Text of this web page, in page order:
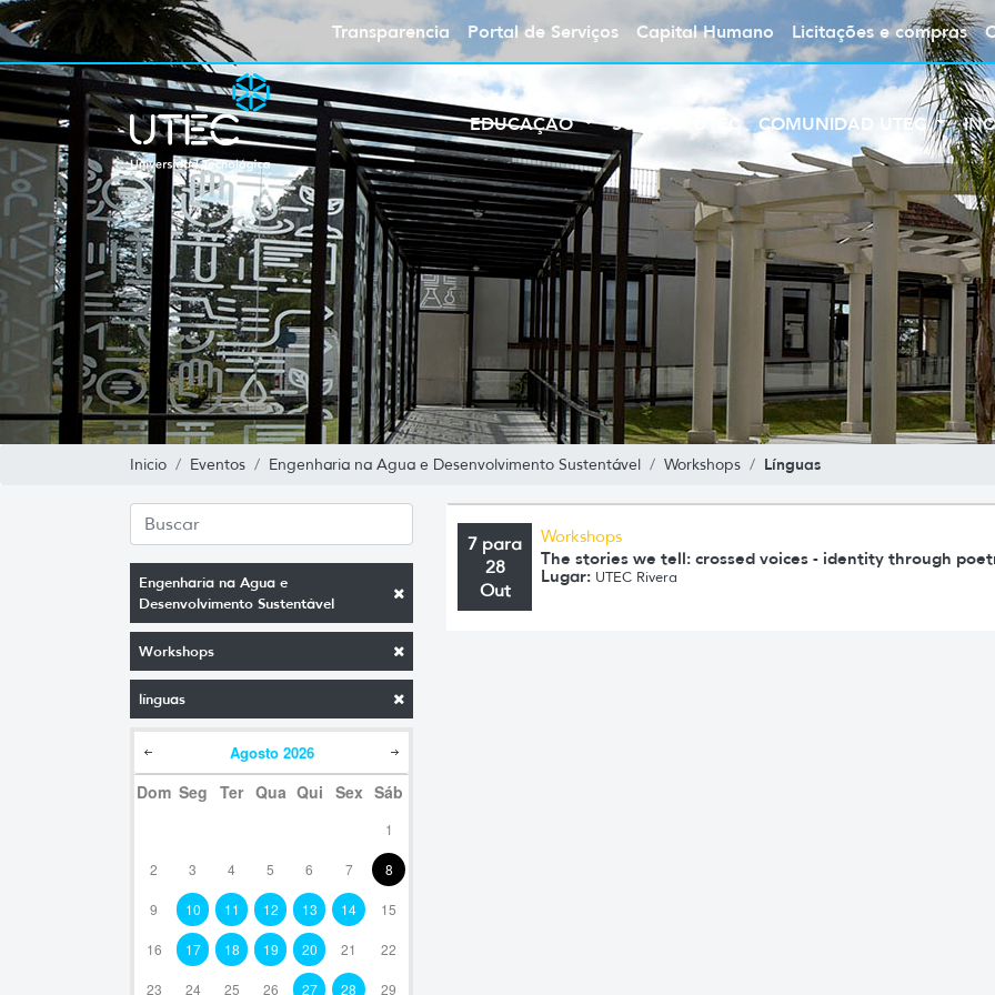
Transparencia Portal de Serviços Capital Humano Licitações e compras
EDUCAÇÃO SOBRE A UTEC COMUNIDAD UTEC
Inicio Eventos Engenharia na Agua e Desenvolvimento Sustentável Workshops Línguas
Engenharia na Agua e
Desenvolvimento Sustentável
Workshops
línguas
Agosto 2026
Dom Seg Ter Qua Qui Sex Sáb
1
2 3 4 5 6 7 8
9 10 11 12 13 14 15
16 17 18 19 20 21 22
23 24 25 26 27 28 29
7 para
28
Out
Workshops
The stories we tell: crossed voices - identity through
Lugar: UTEC Rivera